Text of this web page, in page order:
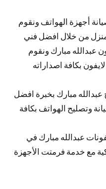
أجهزة الهواتف ونقوم
من خلال افضل فني
عبدالله مبارك ونقوم
بكافة اصداراته
مبارك بخبرة افضل
وتصليح الهواتف بكافة
عبدالله مبارك في
مع خدمة فرمتت الأجهزة